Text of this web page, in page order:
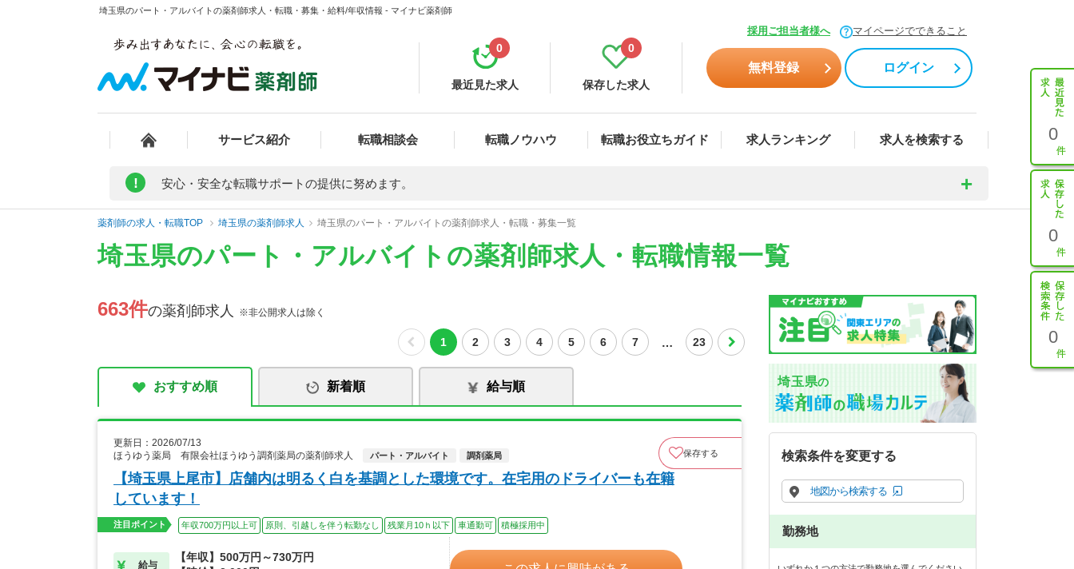
埼玉県のパート・アルバイトの薬剤師求人・転職・募集・給料/年収情報 - マイナビ薬剤師
採用ご担当者様へ マイページでできること
最近見た求人
0
保存した求人
0
無料登録 ログイン
サービス紹介 転職相談会 転職ノウハウ 転職お役立ちガイド 求人ランキング 求人を検索する 0
0
0
! 安心・安全な転職サポートの提供に努めます。
薬剤師の求人・転職TOP 埼玉県の薬剤師求人 埼玉県のパート・アルバイトの薬剤師求人・転職・募集一覧
埼玉県のパート・アルバイトの薬剤師求人・転職情報一覧
663件の薬剤師求人 ※非公開求人は除く
1 2 3 4 5 6 7 … 23
おすすめ順 新着順 給与順
更新日：2026/07/13
ほうゆう薬局 有限会社ほうゆう調剤薬局の薬剤師求人
パート・アルバイト 調剤薬局 保存する
【埼玉県上尾市】店舗内は明るく白を基調とした環境です。在宅用のドライバーも在籍
しています！
注目ポイント 年収700万円以上可 原則、引越しを伴う転勤なし 残業月10ｈ以下 車通勤可 積極採用中
給与
【年収】500万円～730万円
埼玉県の
検索条件を変更する
地図から検索する
勤務地